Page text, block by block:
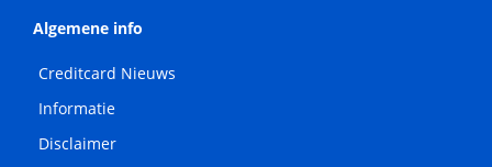
Algemene info
Creditcard Nieuws
Informatie
Disclaimer